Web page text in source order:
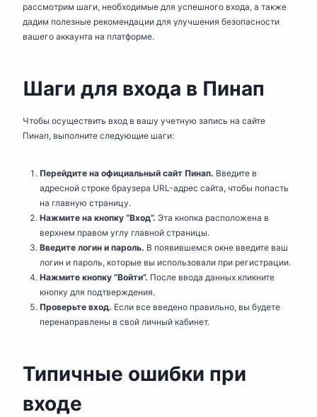
рассмотрим шаги, необходимые для успешного входа, а также
дадим полезные рекомендации для улучшения безопасности
вашего аккаунта на платформе.
Шаги для входа в Пинап
Чтобы осуществить вход в вашу учетную запись на сайте
Пинап, выполните следующие шаги:
Перейдите на официальный сайт Пинап. Введите в
адресной строке браузера URL-адрес сайта, чтобы попасть
на главную страницу.
Нажмите на кнопку “Вход”. Эта кнопка расположена в
верхнем правом углу главной страницы.
Введите логин и пароль. В появившемся окне введите ваш
логин и пароль, которые вы использовали при регистрации.
Нажмите кнопку “Войти”. После ввода данных кликните
кнопку для подтверждения.
Проверьте вход. Если все введено правильно, вы будете
перенаправлены в свой личный кабинет.
Типичные ошибки при
входе